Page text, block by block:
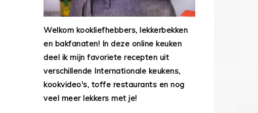
Welkom kookliefhebbers, lekkerbekken
en bakfanaten! In deze online keuken
deel ik mijn favoriete recepten uit
verschillende Internationale keukens,
kookvideo's, toffe restaurants en nog
veel meer lekkers met je!